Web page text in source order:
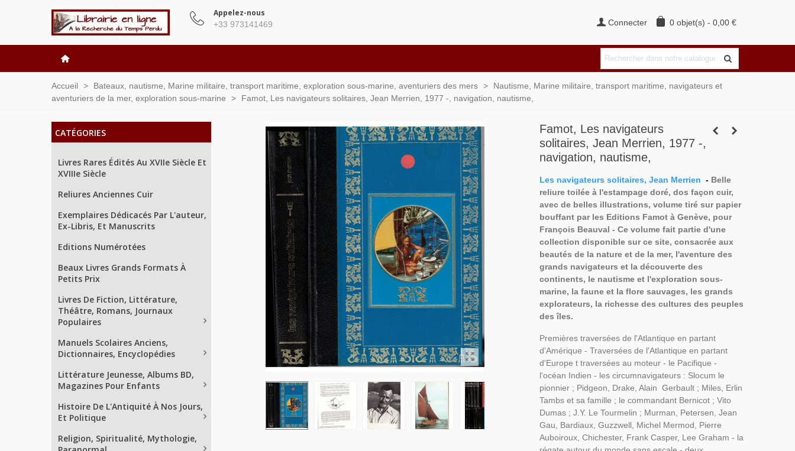
Appelez-nous
+33 973141469 Connecter 0 objet(s) - 0,00 €
Accueil > Bateaux, nautisme, Marine militaire, transport maritime, exploration sous-marine, aventuriers des mers >
Nautisme, Marine militaire, transport maritime, navigateurs et
aventuriers de la mer, exploration sous-marine
> Famot, Les navigateurs solitaires, Jean Merrien, 1977 -, navigation, nautisme,
CATÉGORIES
Livres Rares Édités Au XVIIe Siècle Et
XVIIIe Siècle
Reliures Anciennes Cuir
Exemplaires Dédicacés Par L'auteur,
Ex-Libris, Et Manuscrits
Editions Numérotées
Beaux Livres Grands Formats À
Petits Prix
Livres De Fiction, Littérature,
Théâtre, Romans, Journaux
Populaires
Manuels Scolaires Anciens,
Dictionnaires, Encyclopédies
Littérature Jeunesse, Albums BD,
Magazines Pour Enfants
Histoire De L'Antiquité À Nos Jours,
Et Politique
Religion, Spiritualité, Mythologie,
Famot, Les navigateurs
solitaires, Jean Merrien, 1977 -,
navigation, nautisme,
Les navigateurs solitaires, Jean Merrien - Belle
reliure toilée à l'estampage doré, dos façon cuir,
avec de belles illustrations, volume tiré sur papier
bouffant par les Editions Famot à Genève, pour
François Beauval - Ce volume faitpartie d'une
collection disponible sur ce site, consacrée aux
beautés de la nature et de la mer, l'aventure des
grands navigateurs et la découverte des
continents, le nautisme et l'exploration sous-
marine, la faune et la flore sauvages, les grands
explorateurs, la richesse des cultures des peuples
des îles.
Premières traversées de l'Atlantique en partant
d'Amérique - Traversées de l'Atlantique en partant
d'Europe t traversées au moteur - le Pacifique -
l'océan Indien - les circumnavigateurs : Slocum le
pionnier ; Pidgeon, Drake, Alain Gerbault ; Miles, Erlin
Tambs et sa famille ; le commandant Bernicot ; Vito
Dumas ; J.Y. Le Tourmelin ; Murman, Petersen, Jean
Gau, Bardiaux, Guzzwell, Michel Mermod, Pierre
Auboiroux, Chichester, Frank Casper, Lee Graham - la